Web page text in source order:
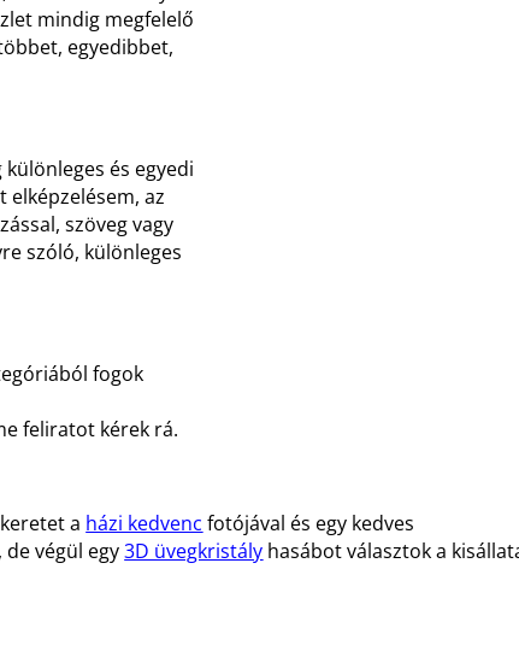
mindig megfelelő
egyedibbet,
és egyedi
az
szöveg vagy
szóló, különleges
fogok
feliratot kérek rá.
a házi kedvenc fotójával és egy kedves
de végül egy3D üvegkristály hasábot választok a